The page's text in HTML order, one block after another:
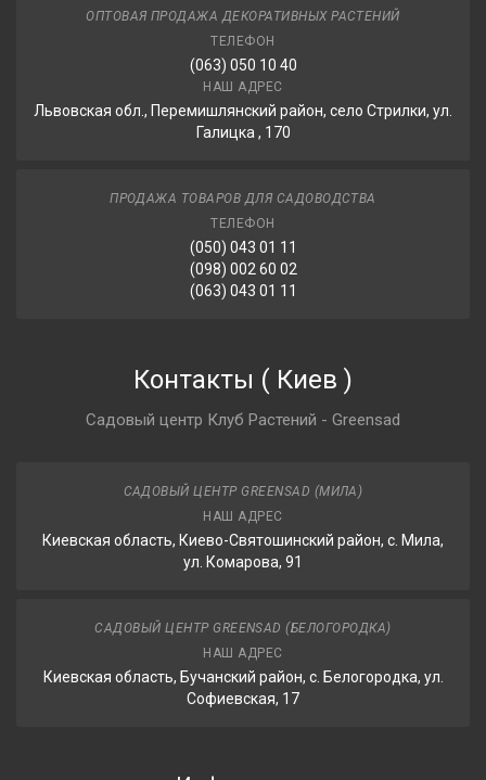
ОПТОВАЯ ПРОДАЖА ДЕКОРАТИВНЫХ РАСТЕНИЙ
ТЕЛЕФОН
(063) 050 10 40
НАШ АДРЕС
Львовская обл., Перемишлянский район, село Стрилки, ул.
Галицка , 170
ПРОДАЖА ТОВАРОВ ДЛЯ САДОВОДСТВА
ТЕЛЕФОН
(050) 043 01 11
(098) 002 60 02
(063) 043 01 11
Контакты ( Киев )
Садовый центр Клуб Растений - Greensad
САДОВЫЙ ЦЕНТР GREENSAD (МИЛА)
НАШ АДРЕС
Киевская область, Киево-Святошинский район, с. Мила,
ул. Комарова, 91
САДОВЫЙ ЦЕНТР GREENSAD (БЕЛОГОРОДКА)
НАШ АДРЕС
Киевская область, Бучанский район, с. Белогородка, ул.
Софиевская, 17